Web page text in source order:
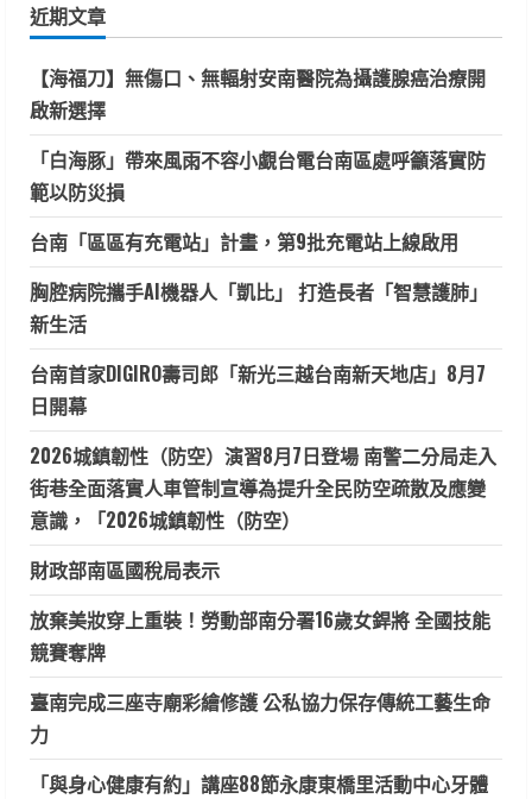
字:
近期文章
【海福刀】無傷口、無輻射安南醫院為攝護腺癌治療開
啟新選擇
「白海豚」帶來風雨不容小覷台電台南區處呼籲落實防
範以防災損
台南「區區有充電站」計畫，第9批充電站上線啟用
胸腔病院攜手AI機器人「凱比」 打造長者「智慧護肺」
新生活
台南首家DIGIRO壽司郎「新光三越台南新天地店」8月7
日開幕
2026城鎮韌性（防空）演習8月7日登場 南警二分局走入
街巷全面落實人車管制宣導為提升全民防空疏散及應變
意識，「2026城鎮韌性（防空）
財政部南區國稅局表示
放棄美妝穿上重裝！勞動部南分署16歲女銲將 全國技能
競賽奪牌
臺南完成三座寺廟彩繪修護 公私協力保存傳統工藝生命
力
「與身心健康有約」講座88節永康東橋里活動中心牙體